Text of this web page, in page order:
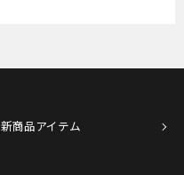
新商品アイテム